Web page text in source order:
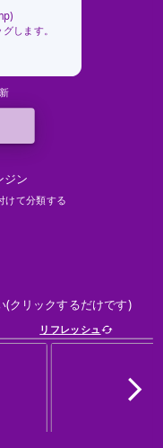
します。
ジン
けて分類する
(クリックするだけです)
リフレッシュ